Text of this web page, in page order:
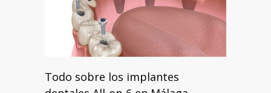
Todo sobre los implantes